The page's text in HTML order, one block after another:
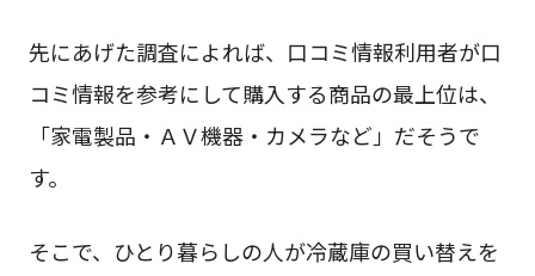
先にあげた調査によれば、口コミ情報利用者が口
コミ情報を参考にして購入する商品の最上位は、
「家電製品・ＡＶ機器・カメラなど」だそうで
す。
そこで、ひとり暮らしの人が冷蔵庫の買い替えを